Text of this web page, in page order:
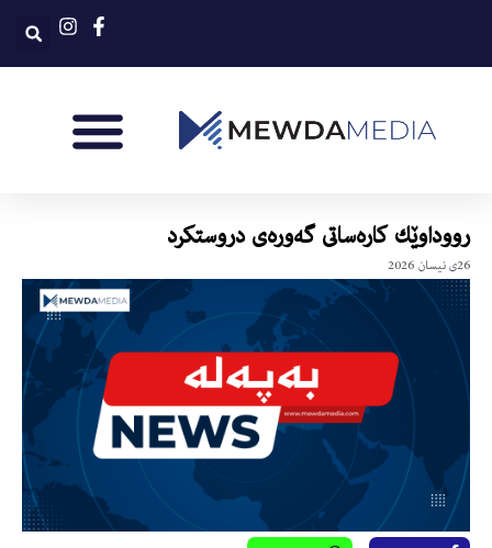
رووداوێك كاره‌ساتى گه‌وره‌ى دروستكرد
26ی نیسان 2026